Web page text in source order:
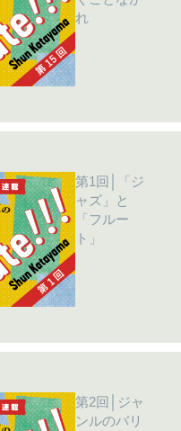
れ
第1回│「ジ
ャズ」と
「フルー
ト」
第2回│ジャ
ンルのバリ